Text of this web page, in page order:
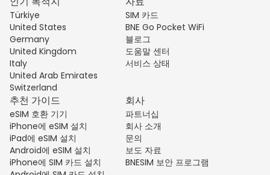
Türkiye
United States
Germany
United Kingdom
Italy
United Arab Emirates
Switzerland
SIM 카드
BNE Go Pocket WiFi
블로그
도움말 센터
서비스 상태
추천 가이드
eSIM 호환 기기
iPhone에 eSIM 설치
iPad에 eSIM 설치
Android에 eSIM 설치
iPhone에 SIM 카드 설치
회사
파트너십
회사 소개
문의
보도 자료
BNESIM 보안 프로그램